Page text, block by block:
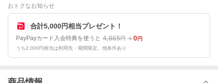
おトクなお知らせ
合計5,000円相当プレゼント！
PayPayカード入会特典を使うと 4,865円 0円
うち2,000円相当は利用先・期間限定。他条件あり